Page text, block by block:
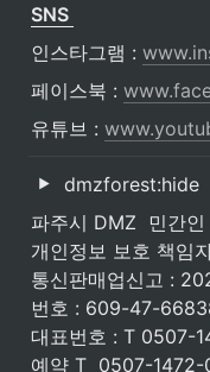
SNS
인스타그램 :
페이스북 :
유튜브 :
dmzforest:hide
파주시 DMZ  민간인
개인정보 보호 책임
통신판매업신고 :
번호 : 609-47-
대표번호 : T 0507-